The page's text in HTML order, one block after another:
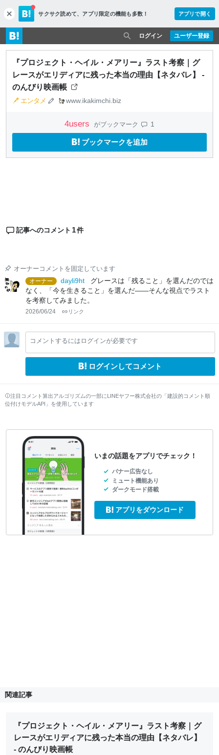
c
l
o
s
e
サクサク読めて、 アプリ限定の機能も多数！ アプリで開く
ユーザー登録
ログイン
『プロジェクト・ヘイル・メアリー』ラスト考察｜グ
レースがエリディアに残った本当の理由【ネタバレ】 -
のんびり映画帳
エンタメ www.ikakimchi.biz
4users がブックマーク 1
ブックマークを追加
記事へのコメント 1件
オーナーコメントを固定しています
オーナー
dayli9ht
グレースは「残ること」を選んだのでは
なく、「今を生きること」を選んだ――そんな視点でラスト
を考察してみました。
2026/06/24 リンク
コメントするにはログインが必要です
ログインしてコメント
注目コメント算出アルゴリズムの一部にLINEヤフー株式会社の「建設的コメント順
位付けモデルAPI」を使用しています
いまの話題をアプリでチェック！
バナー広告なし
ミュート機能あり
ダークモード搭載
アプリをダウンロード
関連記事
『プロジェクト・ヘイル・メアリー』ラスト考察｜グ
レースがエリディアに残った本当の理由【ネタバレ】
- のんびり映画帳